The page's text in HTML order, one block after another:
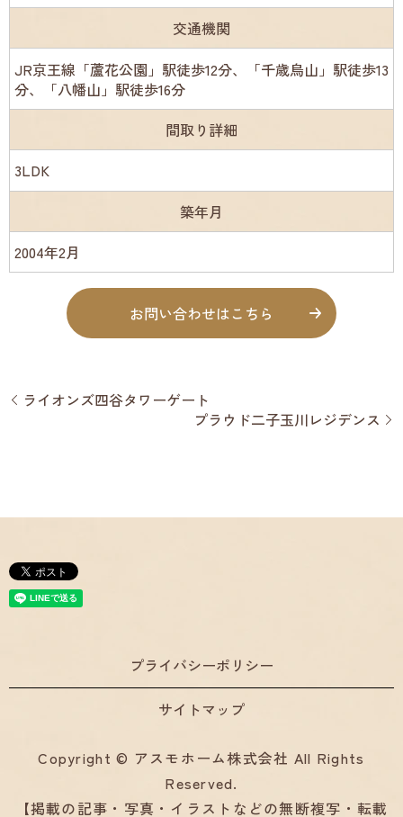
交通機関
JR京王線「蘆花公園」駅徒歩12分、「千歳烏山」駅徒歩13
分、「八幡山」駅徒歩16分
間取り詳細
3LDK
築年月
2004年2月
お問い合わせはこちら
ライオンズ四谷タワーゲート
プラウド二子玉川レジデンス
プライバシーポリシー
サイトマップ
Copyright © アスモホーム株式会社 All Rights
Reserved.
【掲載の記事・写真・イラストなどの無断複写・転載